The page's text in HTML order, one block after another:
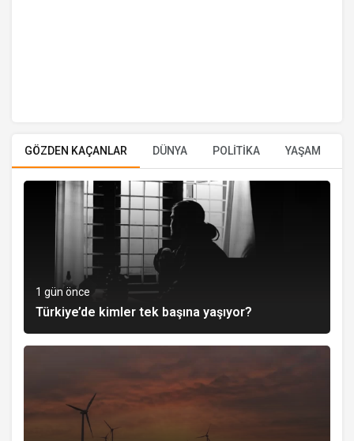
GÖZDEN KAÇANLAR DÜNYA POLİTİKA YAŞAM
1 gün önce
Türkiye’de kimler tek başına yaşıyor?